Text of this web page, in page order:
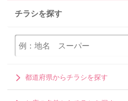
チラシを探す
都道府県からチラシを探す